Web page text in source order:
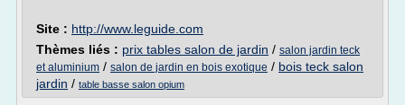
Site : http://www.leguide.com
Thèmes liés : prix tables salon de jardin / salon jardin teck
et aluminium / salon de jardin en bois exotique / bois teck salon
jardin / table basse salon opium